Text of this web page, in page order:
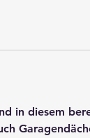
in diesem